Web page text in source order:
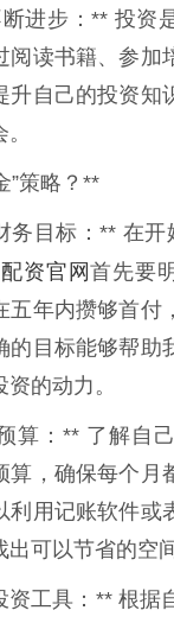
进步：** 投资
阅读书籍、参加
升自己的投资知
”策略？**
务目标：** 在开
资官网首先要
五年内攒够首付
的目标能够帮助
的动力。
算：** 了解自
算，确保每个月
利用记账软件或
可以节省的空间
资工具：** 根据